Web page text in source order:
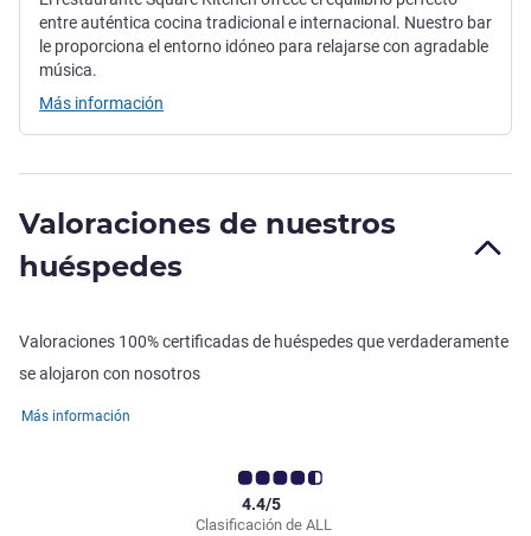
entre auténtica cocina tradicional e internacional. Nuestro bar
le proporciona el entorno idóneo para relajarse con agradable
música.
Más información
Valoraciones de nuestros
huéspedes
Valoraciones 100% certificadas de huéspedes que verdaderamente
se alojaron con nosotros
Más información
Clasificación de ALL
4.4/5